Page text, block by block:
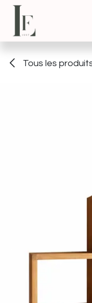
Se rendre au contenu
Tous les